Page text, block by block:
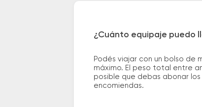
¿Cuánto equipaje puedo
Podés viajar con un bolso de
máximo. El peso total entre
posible que debas abonar
encomiendas.